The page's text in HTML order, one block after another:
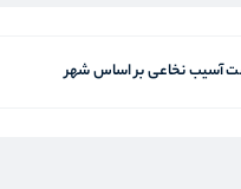
آسیب نخاعی بر اساس شهر